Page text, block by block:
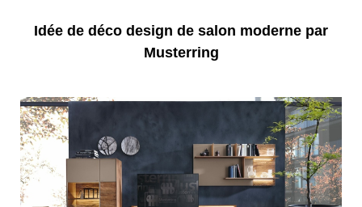
Idée de déco design de salon moderne par
Musterring